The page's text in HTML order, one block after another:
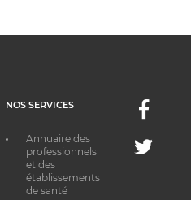
NOS SERVICES
Annuaire des
professionnels
et des
établissements
de santé
Facebook
Twitter